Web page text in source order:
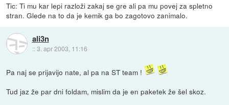
Tic: Ti mu kar lepi razloži zakaj se gre ali pa mu povej za spletno
stran. Glede na to da je kemik ga bo zagotovo zanimalo.
ali3n
::3. apr 2003, 11:16
Pa naj se prijavijo nate, al pa na ST team !
Tud jaz že par dni foldam, mislim da je en paketek že šel skoz.